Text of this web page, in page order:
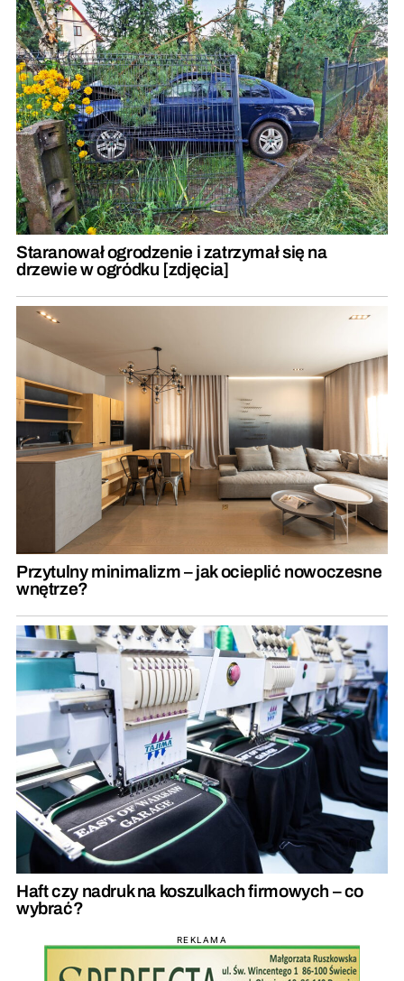
Staranował ogrodzenie i zatrzymał się na
drzewie w ogródku [zdjęcia]
Przytulny minimalizm – jak ocieplić nowoczesne
wnętrze?
Haft czy nadruk na koszulkach firmowych – co
wybrać?
REKLAMA